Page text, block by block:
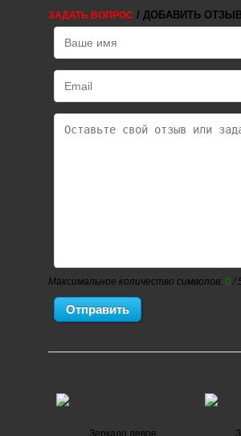
ЗАДАТЬ ВОПРОС / ДОБАВИТЬ
Максимальное количество символов: 0/